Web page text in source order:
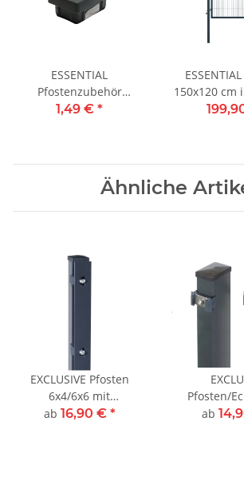
ESSENTIAL
Pfostenzubehör
Pfostenkappe 6 x 4 cm
1,49 € *
150x120 cm
Ähnliche
EXCLUSIVE Pfosten
6x4/6x6 mit
Abdeckschiene in
ab 16,90 € *
Pfosten/
6x4/
ab